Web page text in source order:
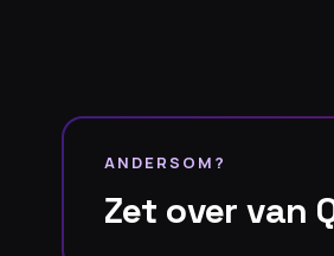
ANDERSOM?
Zet over van